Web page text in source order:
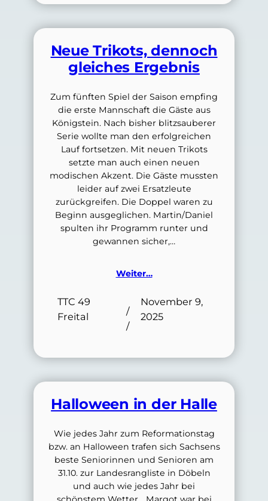
Neue Trikots, dennoch
gleiches Ergebnis
Zum fünften Spiel der Saison empfing
die erste Mannschaft die Gäste aus
Königstein. Nach bisher blitzsauberer
Serie wollte man den erfolgreichen
Lauf fortsetzen. Mit neuen Trikots
setzte man auch einen neuen
modischen Akzent. Die Gäste mussten
leider auf zwei Ersatzleute
zurückgreifen. Die Doppel waren zu
Beginn ausgeglichen. Martin/Daniel
spulten ihr Programm runter und
gewannen sicher,…
Weiter…
TTC 49
Freital
/
/
November 9,
2025
Halloween in der Halle
Wie jedes Jahr zum Reformationstag
bzw. an Halloween trafen sich Sachsens
beste Seniorinnen und Senioren am
31.10. zur Landesrangliste in Döbeln
und auch wie jedes Jahr bei